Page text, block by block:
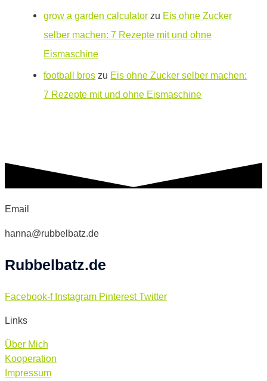
grow a garden calculator zu Eis ohne Zucker
selber machen: 7 Rezepte mit und ohne
Eismaschine
football bros zu Eis ohne Zucker selber machen:
7 Rezepte mit und ohne Eismaschine
Email
hanna@rubbelbatz.de
Rubbelbatz.de
Facebook-f Instagram Pinterest Twitter
Links
Über Mich
Kooperation
Impressum